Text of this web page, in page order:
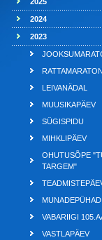
2024
2023
RATTAMARATON
LEIVANÄDAL
MUUSIKAPÄEV
SÜGISPIDU
MIHKLIPÄEV
OHUTUSÕPE
TARGEM"
MUNADEPÜHAD
VABARIIGI
VASTLAPÄEV